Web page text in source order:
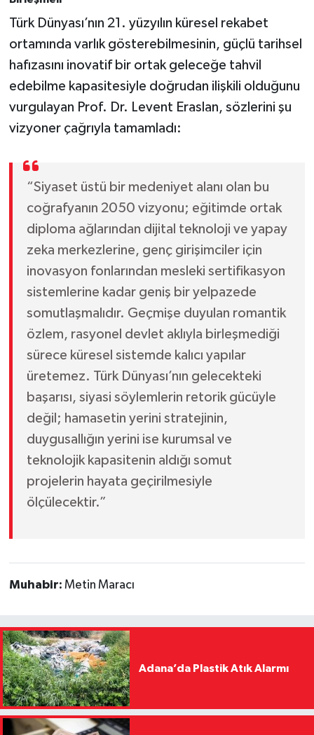
Türk Dünyası’nın 21. yüzyılın küresel rekabet
ortamında varlık gösterebilmesinin, güçlü tarihsel
hafızasını inovatif bir ortak geleceğe tahvil
edebilme kapasitesiyle doğrudan ilişkili olduğunu
vurgulayan Prof. Dr. Levent Eraslan, sözlerini şu
vizyoner çağrıyla tamamladı:
“Siyaset üstü bir medeniyet alanı olan bu
coğrafyanın 2050 vizyonu; eğitimde ortak
diploma ağlarından dijital teknoloji ve yapay
zeka merkezlerine, genç girişimciler için
inovasyon fonlarından mesleki sertifikasyon
sistemlerine kadar geniş bir yelpazede
somutlaşmalıdır. Geçmişe duyulan romantik
özlem, rasyonel devlet aklıyla birleşmediği
sürece küresel sistemde kalıcı yapılar
üretemez. Türk Dünyası’nın gelecekteki
başarısı, siyasi söylemlerin retorik gücüyle
değil; hamasetin yerini stratejinin,
duygusallığın yerini ise kurumsal ve
teknolojik kapasitenin aldığı somut
projelerin hayata geçirilmesiyle
ölçülecektir.”
Muhabir: Metin Maracı
Adana’da Plastik Atık Alarmı